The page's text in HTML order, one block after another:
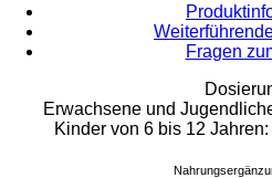
Fragen
Erwachsene und
Kinder von 6 bis 12